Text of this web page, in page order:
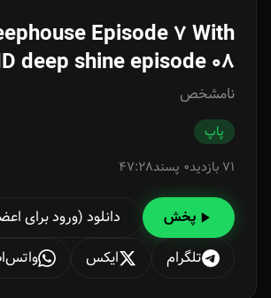
Episode 7 With
deep shine episode 08
نامشخص
پاپ
71 بازدید
0 پسند 47:28
پخش
دانلود (ورود برای
تلگرام
ایکس